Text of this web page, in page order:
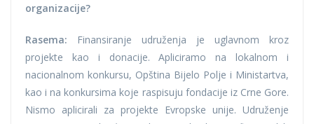
organizacije?
Rasema: Finansiranje udruženja je uglavnom kroz
projekte kao i donacije. Apliciramo na lokalnom i
nacionalnom konkursu, Opština Bijelo Polje i Ministartva,
kao i na konkursima koje raspisuju fondacije iz Crne Gore.
Nismo aplicirali za projekte Evropske unije. Udruženje